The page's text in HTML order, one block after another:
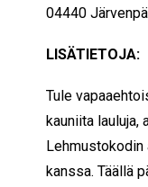
04440
LISÄTIETOJA:
Tule
kauniita lauluja,
kanssa. Täällä